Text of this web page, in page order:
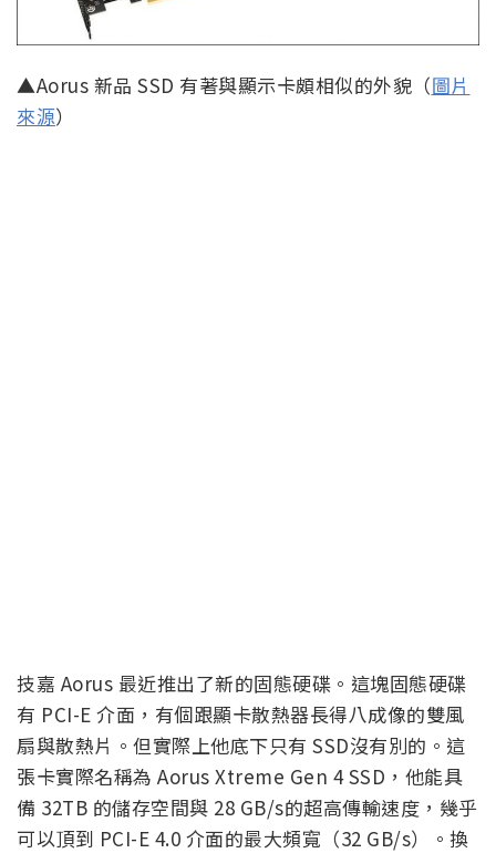
▲Aorus 新品 SSD 有著與顯示卡頗相似的外貌（圖片
來源）
技嘉 Aorus 最近推出了新的固態硬碟。這塊固態硬碟
有 PCI-E 介面，有個跟顯卡散熱器長得八成像的雙風
扇與散熱片。但實際上他底下只有 SSD沒有別的。這
張卡實際名稱為 Aorus Xtreme Gen 4 SSD，他能具
備 32TB 的儲存空間與 28 GB/s的超高傳輸速度，幾乎
可以頂到 PCI-E 4.0 介面的最大頻寬（32 GB/s）。換